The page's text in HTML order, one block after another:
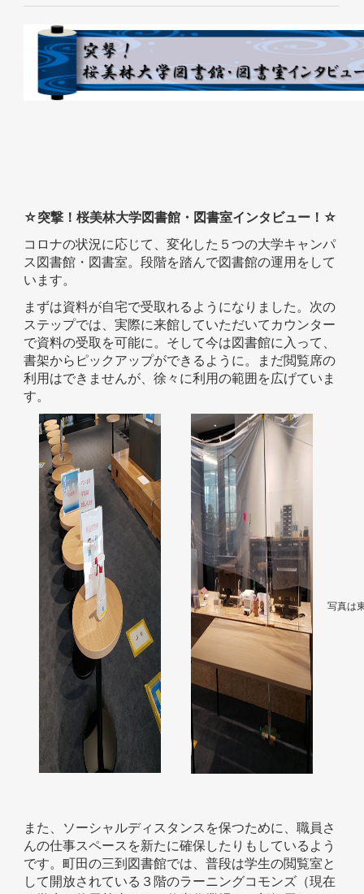
☆突撃！桜美林大学図書館・図書室インタビュー！☆
コロナの状況に応じて、変化した５つの大学キャンパ
ス図書館・図書室。段階を踏んで図書館の運用をして
います。
まずは資料が自宅で受取れるようになりました。次の
ステップでは、実際に来館していただいてカウンター
で資料の受取を可能に。そして今は図書館に入って、
書架からピックアップができるように。まだ閲覧席の
利用はできませんが、徐々に利用の範囲を広げていま
す。
写真は
また、ソーシャルディスタンスを保つために、職員さ
んの仕事スペースを新たに確保したりもしているよう
です。町田の三到図書館では、普段は学生の閲覧室と
して開放されている３階のラーニングコモンズ（現在